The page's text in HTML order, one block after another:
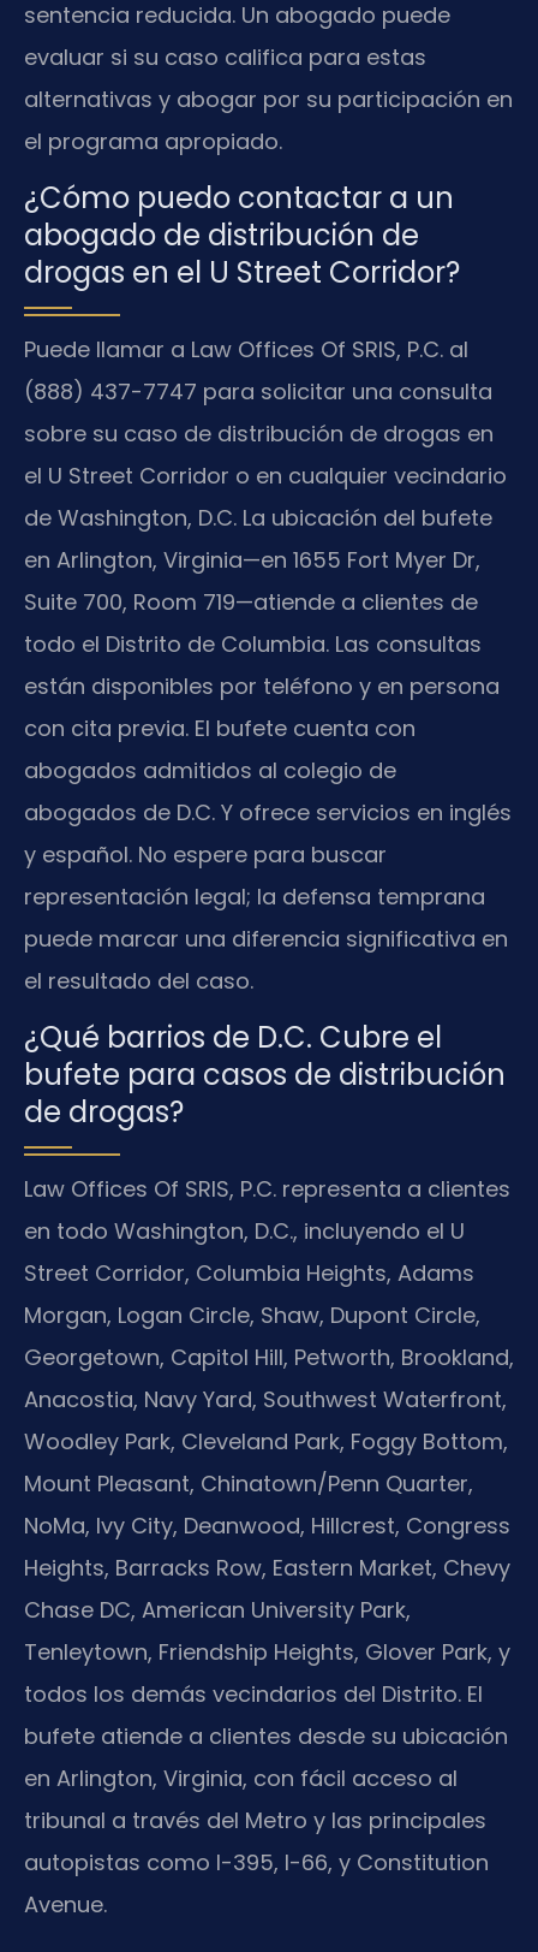
sentencia reducida. Un abogado puede
evaluar si su caso califica para estas
alternativas y abogar por su participación en
el programa apropiado.
¿Cómo puedo contactar a un
abogado de distribución de
drogas en el U Street Corridor?
Puede llamar a Law Offices Of SRIS, P.C. al
(888) 437-7747 para solicitar una consulta
sobre su caso de distribución de drogas en
el U Street Corridor o en cualquier vecindario
de Washington, D.C. La ubicación del bufete
en Arlington, Virginia—en 1655 Fort Myer Dr,
Suite 700, Room 719—atiende a clientes de
todo el Distrito de Columbia. Las consultas
están disponibles por teléfono y en persona
con cita previa. El bufete cuenta con
abogados admitidos al colegio de
abogados de D.C. Y ofrece servicios en inglés
y español. No espere para buscar
representación legal; la defensa temprana
puede marcar una diferencia significativa en
el resultado del caso.
¿Qué barrios de D.C. Cubre el
bufete para casos de distribución
de drogas?
Law Offices Of SRIS, P.C. representa a clientes
en todo Washington, D.C., incluyendo el U
Street Corridor, Columbia Heights, Adams
Morgan, Logan Circle, Shaw, Dupont Circle,
Georgetown, Capitol Hill, Petworth, Brookland,
Anacostia, Navy Yard, Southwest Waterfront,
Woodley Park, Cleveland Park, Foggy Bottom,
Mount Pleasant, Chinatown/Penn Quarter,
NoMa, Ivy City, Deanwood, Hillcrest, Congress
Heights, Barracks Row, Eastern Market, Chevy
Chase DC, American University Park,
Tenleytown, Friendship Heights, Glover Park, y
todos los demás vecindarios del Distrito. El
bufete atiende a clientes desde su ubicación
en Arlington, Virginia, con fácil acceso al
tribunal a través del Metro y las principales
autopistas como I-395, I-66, y Constitution
Avenue.